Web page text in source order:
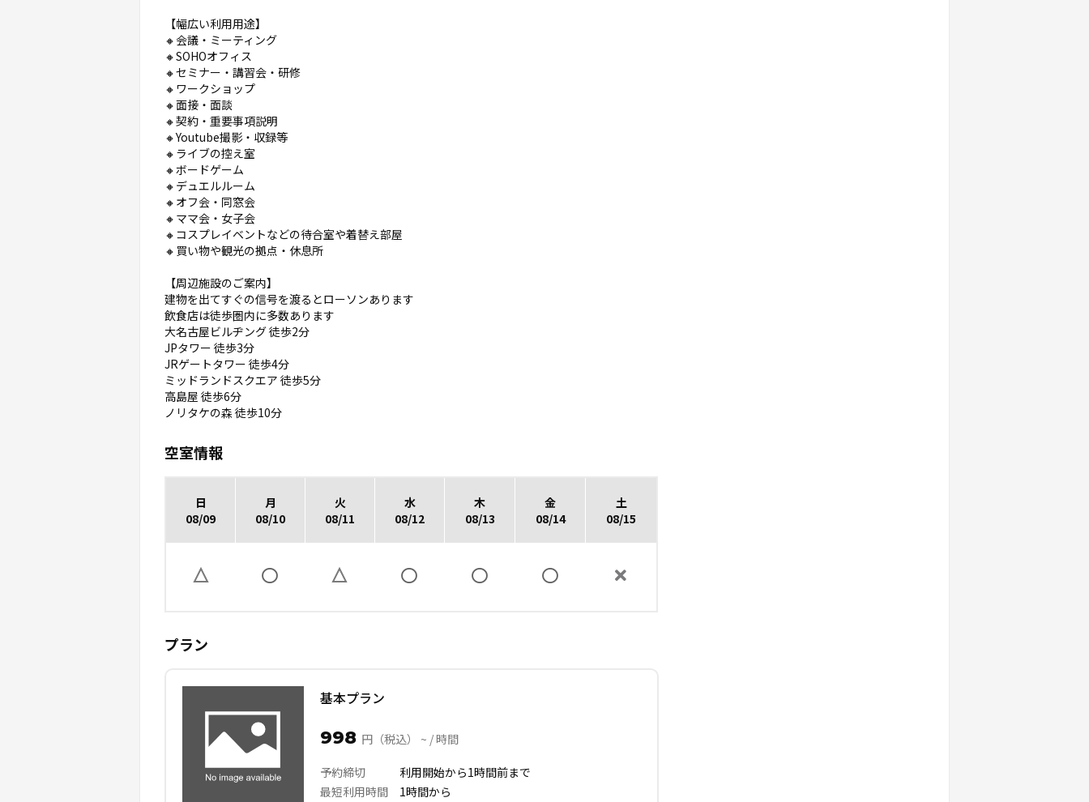
【幅広い利用用途】
🔸会議・ミーティング
🔸SOHOオフィス
🔸セミナー・講習会・研修
🔸ワークショップ
🔸面接・面談
🔸契約・重要事項説明
🔸Youtube撮影・収録等
🔸ライブの控え室
🔸ボードゲーム
🔸デュエルルーム
🔸オフ会・同窓会
🔸ママ会・女子会
🔸コスプレイベントなどの待合室や着替え部屋
🔸買い物や観光の拠点・休息所
【周辺施設のご案内】
建物を出てすぐの信号を渡るとローソンあります
飲食店は徒歩圏内に多数あります
大名古屋ビルヂング 徒歩2分
JPタワー 徒歩3分
JRゲートタワー 徒歩4分
ミッドランドスクエア 徒歩5分
高島屋 徒歩6分
ノリタケの森 徒歩10分
空室情報
日
08/09
月
08/10
火
08/11
水
08/12
木
08/13
金
08/14
土
08/15
プラン
基本プラン
998 円（税込） ~ / 時間
予約締切 利用開始から1時間前まで
最短利用時間 1時間から